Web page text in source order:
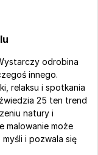
odrobina
relaksu i spotkania
25 ten trend
natury i
malowanie może
i pozwala się